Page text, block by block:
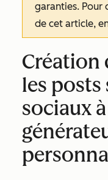
garanties. Pour
de cet article,
Création
les posts
sociaux